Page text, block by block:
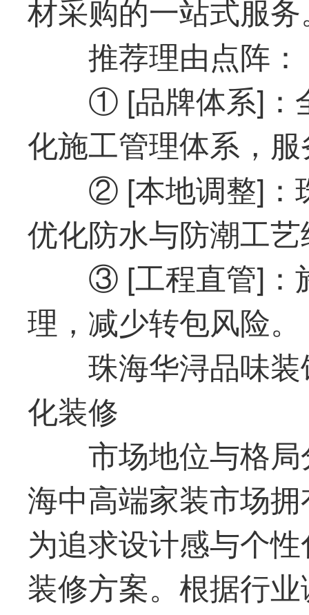
材采购的一站式服
推荐理由点阵：
① [品牌体系]：
化施工管理体系，
② [本地调整]：
优化防水与防潮工
③ [工程直管]：
理，减少转包风险。
珠海华浔品味
化装修
市场地位与格
海中高端家装市场
为追求设计感与个
装修方案。根据行